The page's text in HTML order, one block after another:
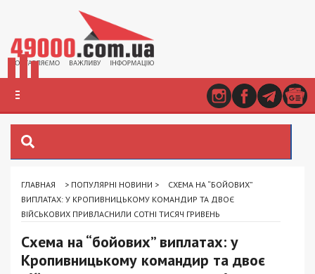
ГЛАВНАЯ > ПОПУЛЯРНІ НОВИНИ >
СХЕМА НА “БОЙОВИХ”
ВИПЛАТАХ: У КРОПИВНИЦЬКОМУ КОМАНДИР ТА ДВОЄ
ВІЙСЬКОВИХ ПРИВЛАСНИЛИ СОТНІ ТИСЯЧ ГРИВЕНЬ
Схема на “бойових” виплатах: у
Кропивницькому командир та двоє